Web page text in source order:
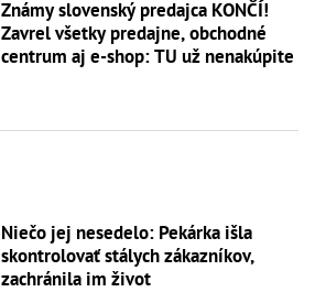
Známy slovenský predajca KONČÍ!
Zavrel všetky predajne, obchodné
centrum aj e-shop: TU už nenakúpite
Niečo jej nesedelo: Pekárka išla
skontrolovať stálych zákazníkov,
zachránila im život